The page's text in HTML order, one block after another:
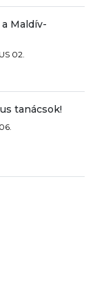
Maldív-
02.
tanácsok!